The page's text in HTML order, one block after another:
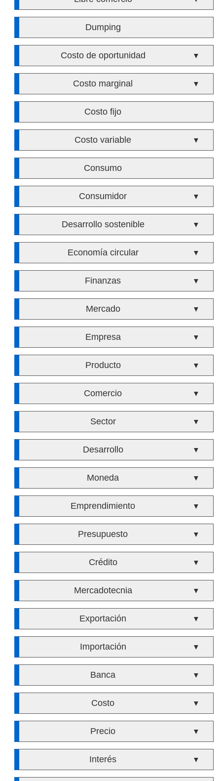
Dumping
Costo de oportunidad ▼
Costo marginal ▼
Costo fijo
Costo variable ▼
Consumo
Consumidor ▼
Desarrollo sostenible ▼
Economía circular ▼
Finanzas ▼
Mercado ▼
Empresa ▼
Producto ▼
Comercio ▼
Sector ▼
Desarrollo ▼
Moneda ▼
Emprendimiento ▼
Presupuesto ▼
Crédito ▼
Mercadotecnia ▼
Exportación ▼
Importación ▼
Banca ▼
Costo ▼
Precio ▼
Interés ▼